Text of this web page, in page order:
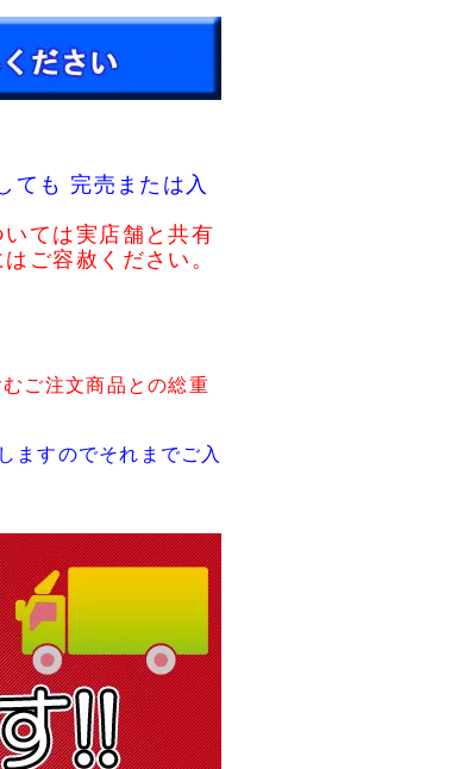
ても 完売または入
ては実店舗と共有
ご容赦ください。
ご注文商品との総重
ますのでそれまでご入